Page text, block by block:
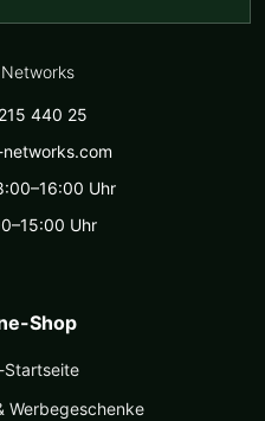
Networks
440 25
Uhr
Uhr
Shop
Startseite
Werbegeschenke